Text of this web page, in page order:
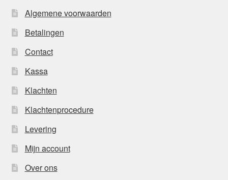
Algemene voorwaarden
Betalingen
Contact
Kassa
Klachten
Klachtenprocedure
Levering
Mijn account
Over ons